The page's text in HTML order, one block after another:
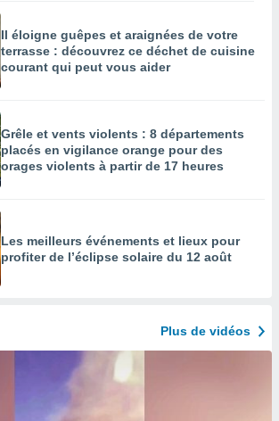
Il éloigne guêpes et araignées de votre
terrasse : découvrez ce déchet de cuisine
courant qui peut vous aider
Grêle et vents violents : 8 départements
placés en vigilance orange pour des
orages violents à partir de 17 heures
Les meilleurs événements et lieux pour
profiter de l’éclipse solaire du 12 août
Plus de vidéos